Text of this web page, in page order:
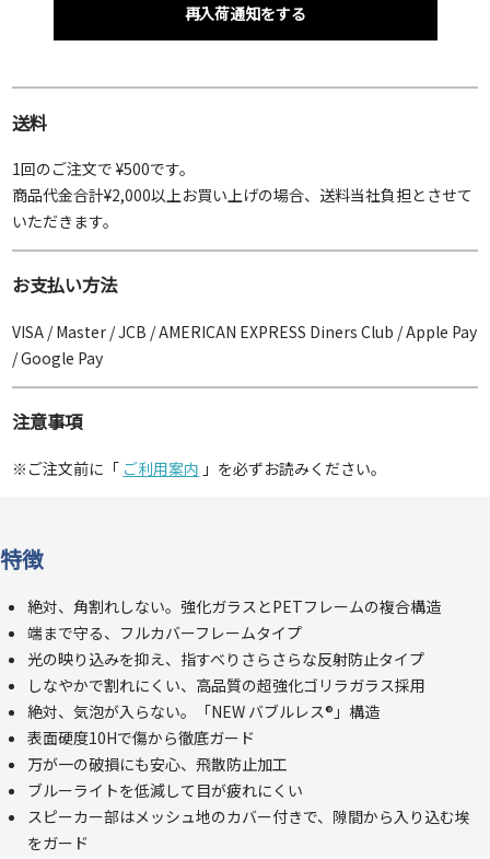
再入荷通知をする
送料
1回のご注文で ¥500です。
商品代金合計¥2,000以上お買い上げの場合、送料当社負担とさせて
いただきます。
お支払い方法
VISA / Master / JCB / AMERICAN EXPRESS Diners Club / Apple Pay
/ Google Pay
注意事項
※ご注文前に「 ご利用案内 」を必ずお読みください。
特徴
絶対、角割れしない。強化ガラスとPETフレームの複合構造
端まで守る、フルカバーフレームタイプ
光の映り込みを抑え、指すべりさらさらな反射防止タイプ
しなやかで割れにくい、高品質の超強化ゴリラガラス採用
絶対、気泡が入らない。「NEW バブルレス®」構造
表面硬度10Hで傷から徹底ガード
万が一の破損にも安心、飛散防止加工
ブルーライトを低減して目が疲れにくい
スピーカー部はメッシュ地のカバー付きで、隙間から入り込む埃
をガード